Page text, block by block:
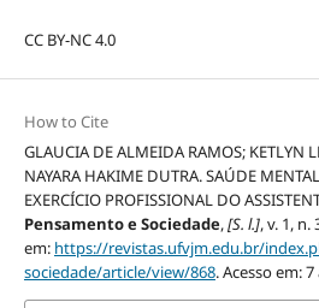
CC BY-NC 4.0
How to Cite
GLAUCIA DE ALMEIDA RAMOS; KETLYN
NAYARA HAKIME DUTRA. SAÚDE
EXERCÍCIO PROFISSIONAL DO
Pensamento e Sociedade,[S. l.], v. 1, n.
em: https://revistas.ufvjm.edu.br/
sociedade/article/view/868. Acesso em: